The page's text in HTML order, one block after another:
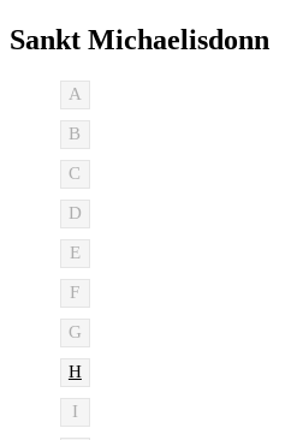
Sankt Michaelisdonn
A
B
C
D
E
F
G
H
I